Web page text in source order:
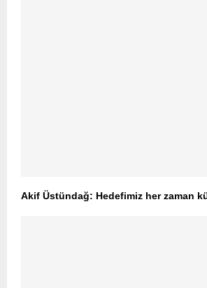
Akif Üstündağ: Hedefimiz her zaman